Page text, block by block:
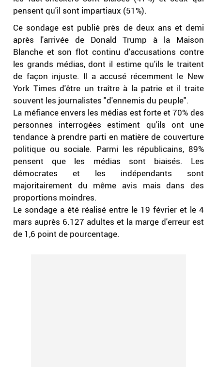
pensent qu'il sont impartiaux (51%).
Ce sondage est publié près de deux ans et demi
après l'arrivée de Donald Trump à la Maison
Blanche et son flot continu d'accusations contre
les grands médias, dont il estime qu'ils le traitent
de façon injuste. Il a accusé récemment le New
York Times d'être un traître à la patrie et il traite
souvent les journalistes "d'ennemis du peuple".
La méfiance envers les médias est forte et 70% des
personnes interrogées estiment qu'ils ont une
tendance à prendre parti en matière de couverture
politique ou sociale. Parmi les républicains, 89%
pensent que les médias sont biaisés. Les
démocrates et les indépendants sont
majoritairement du même avis mais dans des
proportions moindres.
Le sondage a été réalisé entre le 19 février et le 4
mars auprès 6.127 adultes et la marge d'erreur est
de 1,6 point de pourcentage.